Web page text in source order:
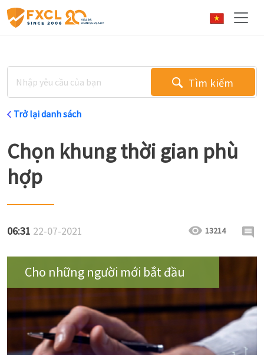
Tìm kiếm
Trở lại danh sách
Chọn khung thời gian phù
hợp
06:31 22-07-2021 13214
Cho những người mới bắt đầu